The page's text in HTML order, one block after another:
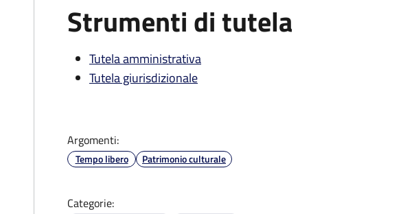
Strumenti di tutela
Tutela amministrativa
Tutela giurisdizionale
Argomenti:
Tempo libero Patrimonio culturale
Categorie: